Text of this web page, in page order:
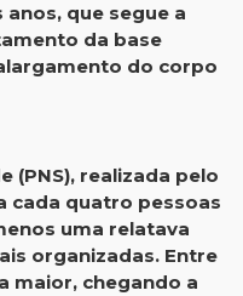
que segue a
da base
do corpo
(PNS), realizada pelo
cada quatro pessoas
uma relatava
organizadas. Entre
maior, chegando a